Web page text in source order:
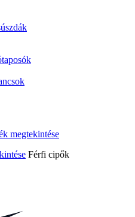
Férfi cipők